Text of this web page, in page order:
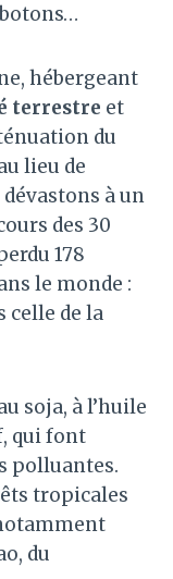
hébergeant
terrestre et
du
lieu de
dévastons à un
des 30
178
le monde :
celle de la
soja, à l’huile
qui font
polluantes.
tropicales
du